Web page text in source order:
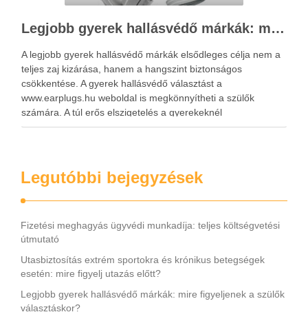
Legjobb gyerek hallásvédő márkák: mire figyeljenek a szülők választáskor?
A legjobb gyerek hallásvédő márkák elsődleges célja nem a
teljes zaj kizárása, hanem a hangszint biztonságos
csökkentése. A gyerek hallásvédő választást a
www.earplugs.hu weboldal is megkönnyítheti a szülők
számára. A túl erős elszigetelés a gyerekeknél
kényelmetlenséget, félelmet vagy dezorientáltságot is
Legutóbbi bejegyzések
Fizetési meghagyás ügyvédi munkadíja: teljes költségvetési
útmutató
Utasbiztosítás extrém sportokra és krónikus betegségek
esetén: mire figyelj utazás előtt?
Legjobb gyerek hallásvédő márkák: mire figyeljenek a szülők
választáskor?